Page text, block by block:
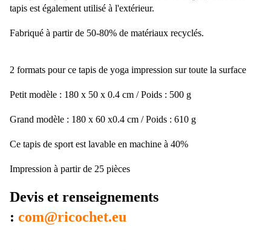
tapis est également utilisé à l'extérieur.
Fabriqué à partir de 50-80% de matériaux recyclés.
2 formats pour ce tapis de yoga impression sur toute la surface
Petit modèle : 180 x 50 x 0.4 cm / Poids : 500 g
Grand modèle : 180 x 60 x0.4 cm / Poids : 610 g
Ce tapis de sport est lavable en machine à 40%
Impression à partir de 25 pièces
Devis et renseignements
: com@ricochet.eu